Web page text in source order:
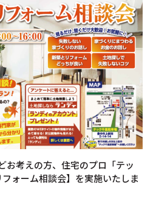
お考えの方、住宅のプロ「テッ
ォーム相談会】を実施いたしま